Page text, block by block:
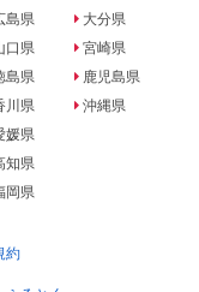
島県
口県
島県
川県
媛県
知県
岡県
大分県
宮崎県
鹿児島県
沖縄県
約